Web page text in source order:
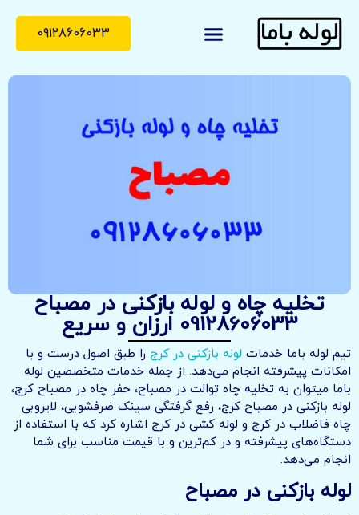
09128606033
تخلیه چاه و لوله بازکنی در مصباح
09128606033 ارزان و سریع
تیم لوله باما خدمات لوله بازکنی در کرج را طبق اصول درست و با
امکانات پیشرفته انجام می‌دهد. از جمله خدمات متخصصین لوله
باما میتوان به تخلیه چاه توالت در مصباح، حفر چاه در مصباح کرج،
لوله بازکنی در مصباح کرج، رفع گرفتگی سینک ضرفشویی، لایروبی
چاه فاضلاب در کرج و لوله کشی در کرج اشاره کرد که با استفاده از
دستگاه‌های پیشرفته و در کم‌ترین و با قیمت مناسب برای شما
انجام می‌دهد.
لوله بازکنی در مصباح